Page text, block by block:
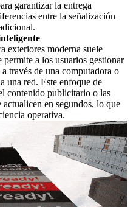
garantizar la entrega
entre la señalización
exteriores moderna suele
a los usuarios gestionar
través de una computadora o
una red. Este enfoque de
contenido publicitario o las
en segundos, lo que
operativa.